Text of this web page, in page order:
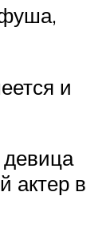
и
актер в